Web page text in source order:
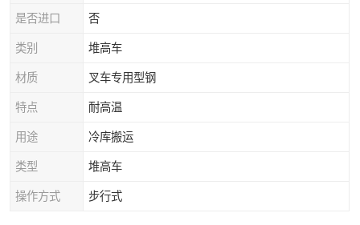
是否进口 否
类别 堆高车
材质 叉车专用型钢
特点 耐高温
用途 冷库搬运
类型 堆高车
操作方式 步行式